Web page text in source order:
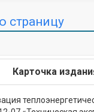
Карточка